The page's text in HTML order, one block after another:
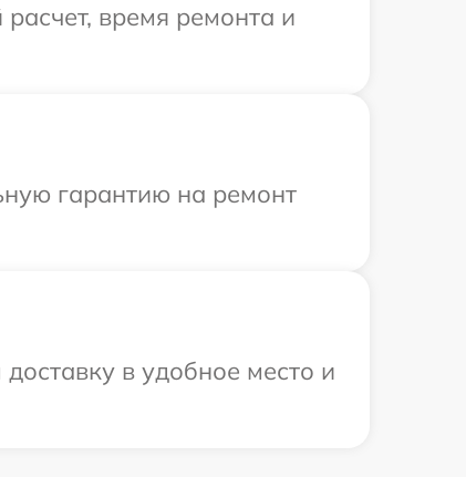
время ремонта и
гарантию на ремонт
в удобное место и